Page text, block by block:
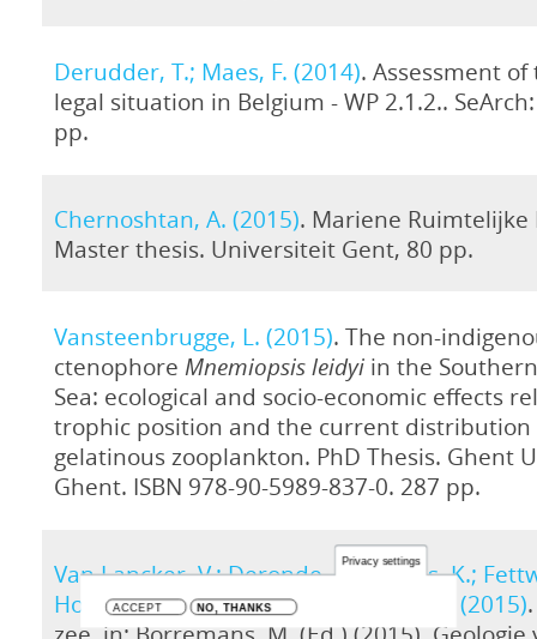
Derudder, T.; Maes, F. (2014). Assessment
legal situation in Belgium - WP 2.1.2..
pp.
Chernoshtan, A. (2015). Mariene Ruimtelijke
Master thesis. Universiteit Gent, 80 pp.
Vansteenbrugge, L. (2015). The non-
ctenophore Mnemiopsis leidyiin the
Sea: ecological and socio-economic effects
trophic position and the current distribution
gelatinous zooplankton. PhD Thesis. Ghent
Ghent. ISBN 978-90-5989-837-0. 287 pp.
Van Lancker, V.; Deronde, B.; De Vos, K.;
Houthuys, R.; Martens, C.; Mathys, M. (2015)
Privacy settings
ACCEPT NO, THANKS